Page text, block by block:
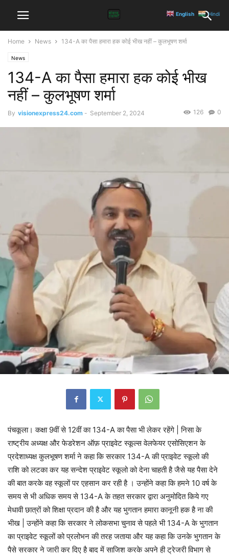
Home News 134-A का पैसा हमारा हक कोई भीख नहीं – कुलभूषण शर्मा
News
134-A का पैसा हमारा हक कोई भीख
नहीं – कुलभूषण शर्मा
By visionexpress24.com - September 2, 2024 0
126
पंचकूला। कक्षा 9वीं से 12वीं का 134-A का पैसा भी लेकर रहेंगे | निसा के
राष्ट्रीय अध्यक्ष और फेडरेशन ऑफ़ प्राइवेट स्कूल्स वेलफेयर एसोसिएशन के
प्रदेशाध्यक्ष कुलभूषण शर्मा ने कहा कि सरकार 134-A की प्राइवेट स्कूलो की
राशि को लटका कर यह सन्देश प्राइवेट स्कूलो को देना चाहती है जैसे यह पैसा देने
की बात करके वह स्कूलों पर एहसान कर रही है । उन्होंने कहा कि हमने 10 वर्ष के
समय से भी अधिक समय से 134-A के तहत सरकार द्वारा अनुमोदित किये गए
मेधावी छात्रों को शिक्षा प्रदान की है और यह भुगतान हमारा कानूनी हक है ना की
भीख | उन्होंने कहा कि सरकार ने लोकसभा चुनाव से पहले भी 134-A के भुगतान
का प्राइवेट स्कूलों को प्रलोभन की तरह जताया और यह कहा कि उनके भुगतान के
पैसे सरकार ने जारी कर दिए है बाद में साजिश करके अपने ही ट्रेजरी विभाग से
English Hindi